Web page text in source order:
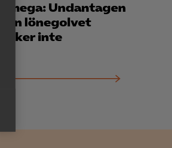
Almega: Undantagen
från lönegolvet
räcker inte